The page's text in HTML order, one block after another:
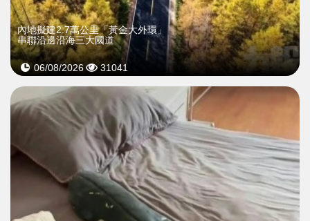
內地擬建2.7萬公里「黃金大外環」
串聯沿邊沿海三大國道
06/08/2026 31041